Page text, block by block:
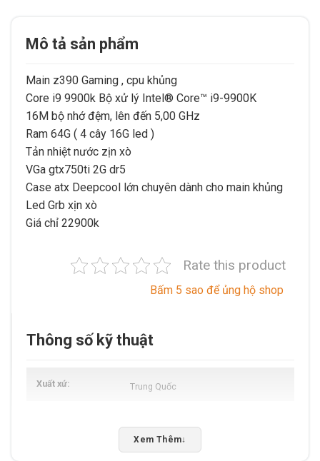
Mô tả sản phẩm
Main z390 Gaming , cpu khủng
Core i9 9900k Bộ xử lý Intel® Core™ i9-9900K
16M bộ nhớ đệm, lên đến 5,00 GHz
Ram 64G ( 4 cây 16G led )
Tản nhiệt nước zịn xò
VGa gtx750ti 2G dr5
Case atx Deepcool lớn chuyên dành cho main khủng
Led Grb xịn xò
Giá chỉ 22900k
Rate this product
Bấm 5 sao để ủng hộ shop
Thông số kỹ thuật
Xuất xứ Trung Quốc
Xem Thêm↓